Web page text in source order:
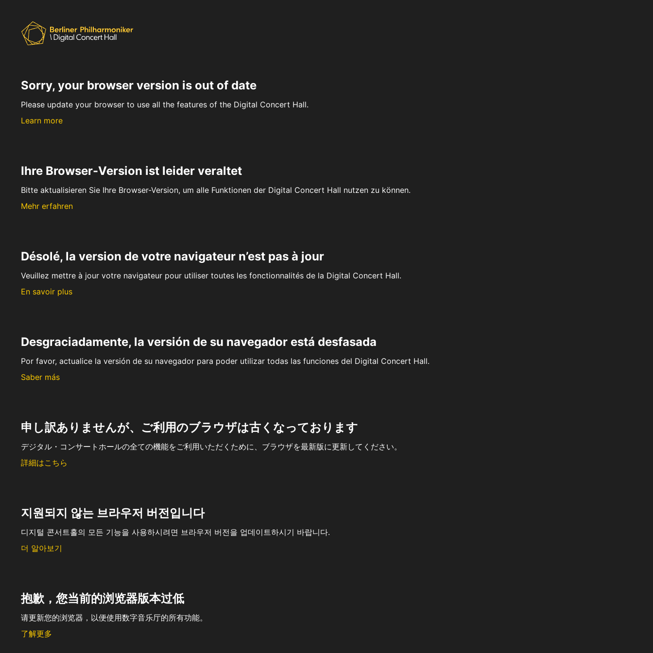
Sorry, your browser version is out of date
Please update your browser to use all the features of the Digital Concert Hall.
Learn more
Ihre Browser-Version ist leider veraltet
Bitte aktualisieren Sie Ihre Browser-Version, um alle Funktionen der Digital Concert Hall nutzen zu können.
Mehr erfahren
Désolé, la version de votre navigateur n’est pas à jour
Veuillez mettre à jour votre navigateur pour utiliser toutes les fonctionnalités de la Digital Concert Hall.
En savoir plus
Desgraciadamente, la versión de su navegador está desfasada
Por favor, actualice la versión de su navegador para poder utilizar todas las funciones del Digital Concert Hall.
Saber más
申し訳ありませんが、ご利用のブラウザは古くなっております
デジタル・コンサートホールの全ての機能をご利用いただくために、ブラウザを最新版に更新してください。
詳細はこちら
지원되지 않는 브라우저 버전입니다
디지털 콘서트홀의 모든 기능을 사용하시려면 브라우저 버전을 업데이트하시기 바랍니다.
더 알아보기
抱歉，您当前的浏览器版本过低
请更新您的浏览器，以便使用数字音乐厅的所有功能。
了解更多